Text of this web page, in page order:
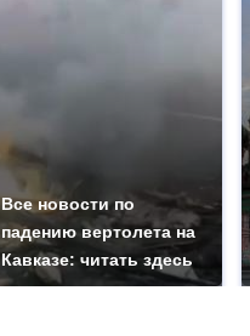
Все новости по
падению вертолета на
Кавказе: читать здесь